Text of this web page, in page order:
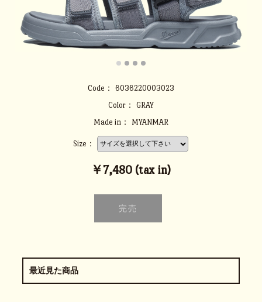
Code：
6036220003023
Color：
GRAY
Made in：
MYANMAR
Size：
￥7,480 (tax in)
最近見た商品